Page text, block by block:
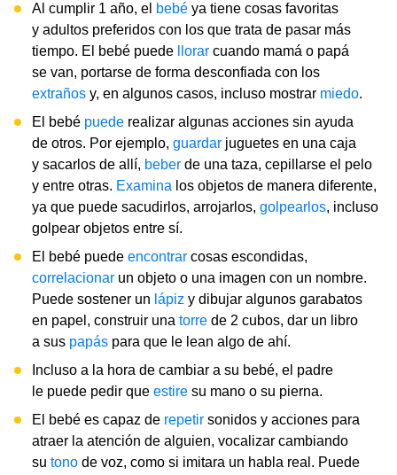
Al cumplir 1 año, el bebé ya tiene cosas favoritas
y adultos preferidos con los que trata de pasar más
tiempo. El bebé puede
llorar cuando mamá o papá
se van, portarse de forma desconfiada con los
extraños y, en algunos casos, incluso mostrar miedo.
El bebé puede realizar algunas acciones sin ayuda
de otros. Por ejemplo, guardar juguetes en una caja
y sacarlos de allí, beber de una taza, cepillarse el pelo
y entre otras. Examina los objetos de manera diferente,
ya que puede sacudirlos, arrojarlos, golpearlos, incluso
golpear objetos entre sí.
El bebé puede encontrar cosas escondidas,
correlacionar un objeto o una imagen con un nombre.
Puede sostener un lápiz y dibujar algunos garabatos
en papel, construir una torre de 2 cubos, dar un libro
a sus papás para que le lean algo de ahí.
Incluso a la hora de cambiar a su bebé, el padre
le puede pedir que estire su mano o su pierna.
El bebé es capaz de repetir sonidos y acciones para
atraer la atención de alguien, vocalizar cambiando
su tono de voz, como si imitara un habla real. Puede